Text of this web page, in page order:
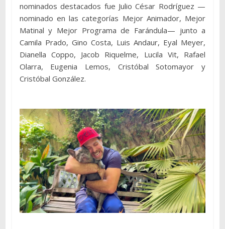
nominados destacados fue Julio César Rodríguez —
nominado en las categorías Mejor Animador, Mejor
Matinal y Mejor Programa de Farándula— junto a
Camila Prado, Gino Costa, Luis Andaur, Eyal Meyer,
Dianella Coppo, Jacob Riquelme, Lucila Vit, Rafael
Olarra, Eugenia Lemos, Cristóbal Sotomayor y
Cristóbal González.